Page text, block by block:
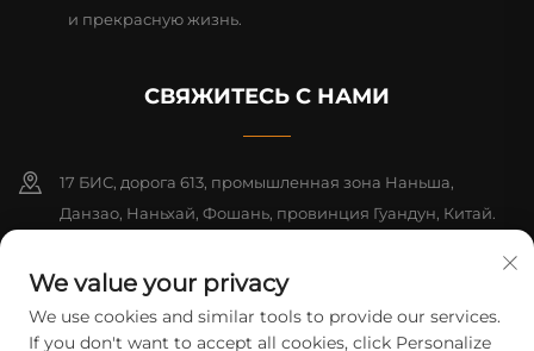
и прекрасную жизнь.
СВЯЖИТЕСЬ С НАМИ
17 БИС, дорога 613, промышленная зона Наньша,
Данзао, Наньхай, Фошань, провинция Гуандун, Китай.
+86-18312070412
[email protected]
We value your privacy
We use cookies and similar tools to provide our services.
If you don't want to accept all cookies, click Personalize